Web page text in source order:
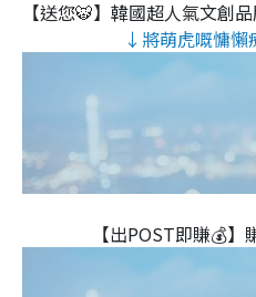
【送您🐯】韓國超人氣文創
↓將萌虎嘅慵懶
【出POST即賺💰】